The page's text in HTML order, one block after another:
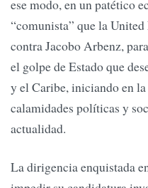
ese modo, en un patético
“comunista” que la
contra Jacobo Arbenz,
el golpe de Estado que
y el Caribe, iniciando en
calamidades políticas y
actualidad.
La dirigencia enquistada